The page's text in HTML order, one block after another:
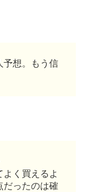
予想。もう信
く買えるよ
だったのは確